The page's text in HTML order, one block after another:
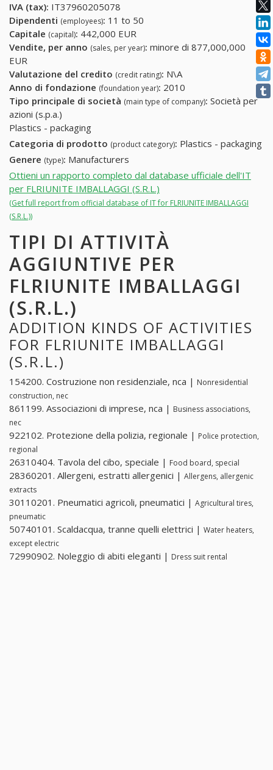
IVA (tax): IT37960205078
Dipendenti (employees): 11 to 50
Capitale (capital): 442,000 EUR
Vendite, per anno (sales, per year): minore di 877,000,000
EUR
Valutazione del credito (credit rating): N\A
Anno di fondazione (foundation year): 2010
Tipo principale di società (main type of company): Società per
azioni (s.p.a.)
Plastics - packaging
Categoria di prodotto (product category): Plastics - packaging
Genere (type): Manufacturers
Ottieni un rapporto completo dal database ufficiale dell'IT
per FLRIUNITE IMBALLAGGI (S.R.L.)
(Get full report from official database of IT for FLRIUNITE IMBALLAGGI
(S.R.L.))
TIPI DI ATTIVITÀ
AGGIUNTIVE PER
FLRIUNITE IMBALLAGGI
(S.R.L.)
ADDITION KINDS OF ACTIVITIES
FOR FLRIUNITE IMBALLAGGI
(S.R.L.)
154200. Costruzione non residenziale, nca | Nonresidential
construction, nec
861199. Associazioni di imprese, nca | Business associations,
nec
922102. Protezione della polizia, regionale | Police protection,
regional
26310404. Tavola del cibo, speciale | Food board, special
28360201. Allergeni, estratti allergenici | Allergens, allergenic
extracts
30110201. Pneumatici agricoli, pneumatici | Agricultural tires,
pneumatic
50740101. Scaldacqua, tranne quelli elettrici | Water heaters,
except electric
72990902. Noleggio di abiti eleganti | Dress suit rental